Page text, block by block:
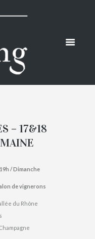
– 17&18
/ Dimanche
de vignerons
du Rhône